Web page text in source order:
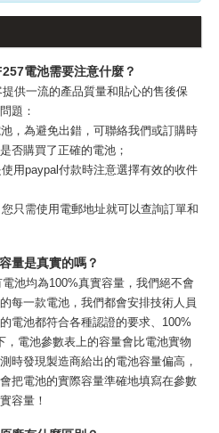
電池需要注意什麼？
供一流的產品質量和貼心的售後保
題：
，為避免出錯，可聯絡我們或訂購時
否購買了正確的電池；
用paypal付款時注意選擇有效的收件
只需使用電郵地址就可以查詢訂單和
量是真實的嗎？
池均為100%真實容量，我們絕不會
每一款電池，我們都會安排技術人員
電池都符合各種認證的要求、100%
電池參數表上的容量會比電池實物
時發現製造商給出的電池容量偏高，
把電池的實際容量準確地填寫在參數
容量！